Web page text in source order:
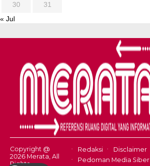
30
31
« Jul
Copyright @
2026 Merata, All
Rights
Redaksi
Disclaimer
Pedoman Media Siber